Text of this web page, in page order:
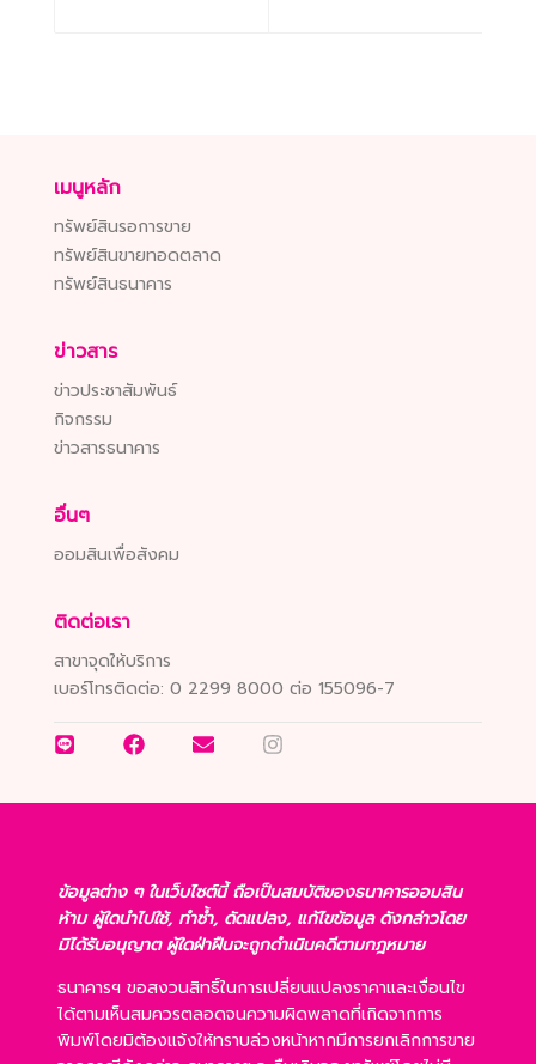
เมนูหลัก
ทรัพย์สินรอการขาย
ทรัพย์สินขายทอดตลาด
ทรัพย์สินธนาคาร
ข่าวสาร
ข่าวประชาสัมพันธ์
กิจกรรม
ข่าวสารธนาคาร
อื่นๆ
ออมสินเพื่อสังคม
ติดต่อเรา
สาขาจุดให้บริการ
เบอร์โทรติดต่อ: 0 2299 8000 ต่อ 155096-7
ข้อมูลต่าง ๆ ในเว็บไซต์นี้ ถือเป็นสมบัติของธนาคารออมสิน
ห้าม ผู้ใดนำไปใช้, ทำซ้ำ, ดัดแปลง, แก้ไขข้อมูล ดังกล่าวโดย
มิได้รับอนุญาต ผู้ใดฝ่าฝืนจะถูกดำเนินคดีตามกฎหมาย
ธนาคารฯ ขอสงวนสิทธิ์ในการเปลี่ยนแปลงราคาและเงื่อนไข
ได้ตามเห็นสมควรตลอดจนความผิดพลาดที่เกิดจากการ
พิมพ์โดยมิต้องแจ้งให้ทราบล่วงหน้าหากมีการยกเลิกการขาย